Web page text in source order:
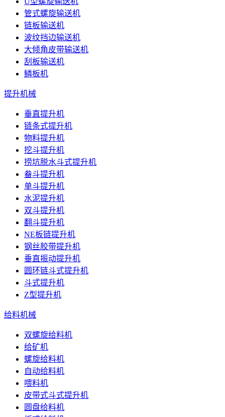
管式螺旋输送机
链板输送机
波纹挡边输送机
大倾角皮带输送机
刮板输送机
鳞板机
提升机械
垂直提升机
链条式提升机
物料提升机
挖斗提升机
捞坑脱水斗式提升机
畚斗提升机
单斗提升机
水泥提升机
双斗提升机
翻斗提升机
NE板链提升机
钢丝胶带提升机
垂直振动提升机
圆环链斗式提升机
斗式提升机
Z型提升机
给料机械
双螺旋给料机
给矿机
螺旋给料机
自动给料机
喂料机
皮带式斗式提升机
圆盘给料机